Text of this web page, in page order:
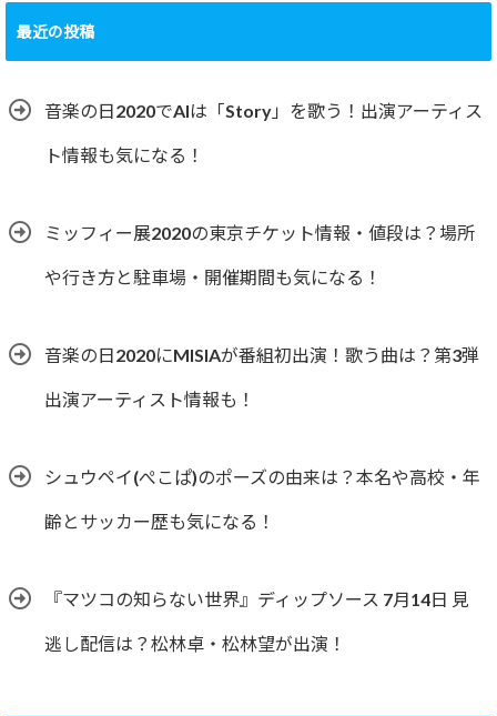
最近の投稿
音楽の日2020でAIは「Story」を歌う！出演アーティス
ト情報も気になる！
ミッフィー展2020の東京チケット情報・値段は？場所
や行き方と駐車場・開催期間も気になる！
音楽の日2020にMISIAが番組初出演！歌う曲は？第3弾
出演アーティスト情報も！
シュウペイ(ぺこぱ)のポーズの由来は？本名や高校・年
齢とサッカー歴も気になる！
『マツコの知らない世界』ディップソース 7月14日 見
逃し配信は？松林卓・松林望が出演！